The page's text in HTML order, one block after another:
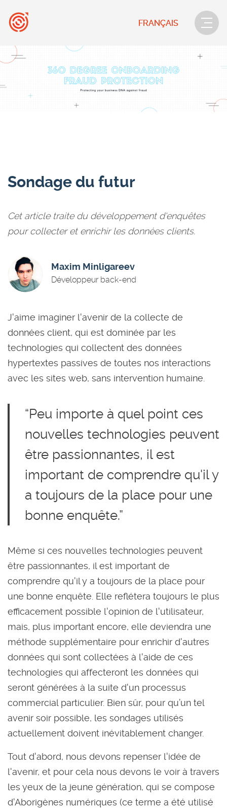
FRANÇAIS
Sondage du futur
Cet article traite du développement d'enquêtes
pour collecter et enrichir les données clients.
Maxim Minligareev
Développeur back-end
J'aime imaginer l'avenir de la collecte de
données client, qui est dominée par les
technologies qui collectent des données
hypertextes passives de toutes nos interactions
avec les sites web, sans intervention humaine.
“Peu importe à quel point ces
nouvelles technologies peuvent
être passionnantes, il est
important de comprendre qu'il y
a toujours de la place pour une
bonne enquête.”
Même si ces nouvelles technologies peuvent
être passionnantes, il est important de
comprendre qu'il y a toujours de la place pour
une bonne enquête. Elle reflétera toujours le plus
efficacement possible l'opinion de l'utilisateur,
mais, plus important encore, elle deviendra une
méthode supplémentaire pour enrichir d'autres
données qui sont collectées à l'aide de ces
technologies qui affecteront les données qui
seront générées à la suite d'un processus
commercial particulier. Bien sûr, pour qu’un tel
avenir soir possible, les sondages utilisés
actuellement doivent inévitablement changer.
Tout d'abord, nous devons repenser l'idée de
l'avenir, et pour cela nous devons le voir à travers
les yeux de la jeune génération, qui se compose
d'Aborigènes numériques (ce terme a été utilisé